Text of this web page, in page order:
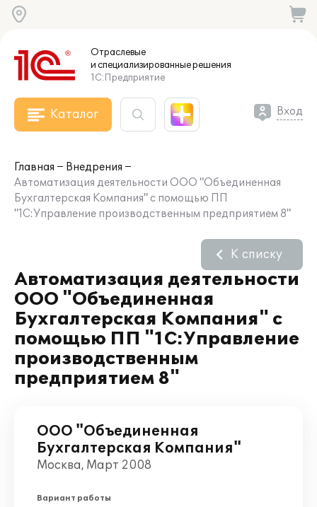
Отраслевые
и специализированныерешения
1С:Предприятие
Каталог Вход
Главная
Внедрения
Автоматизация деятельности ООО "Объединенная
Бухгалтерская Компания" c помощью ПП
"1С:Управление производственным предприятием 8"
Автоматизация деятельности
ООО "Объединенная
Бухгалтерская Компания" c
помощью ПП "1С:Управление
производственным
предприятием 8"
К списку
ООО "Объединенная
Бухгалтерская Компания"
Москва, Март 2008
Вариант работы